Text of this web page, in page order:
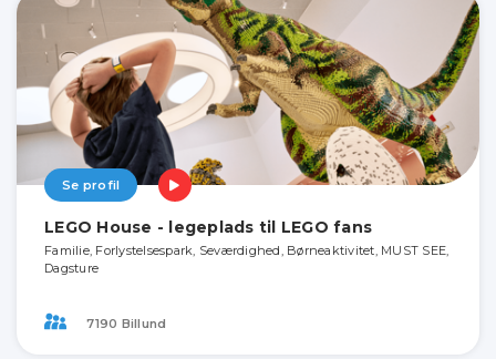
Se profil
LEGO House - legeplads til LEGO fans
Familie, Forlystelsespark, Seværdighed, Børneaktivitet, MUST SEE,
Dagsture
7190 Billund